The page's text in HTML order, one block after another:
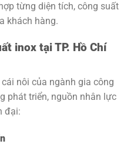
từng diện tích, công suất
khách hàng.
inox tại TP. Hồ Chí
nôi của ngành gia công
phát triển, nguồn nhân lực
đại: